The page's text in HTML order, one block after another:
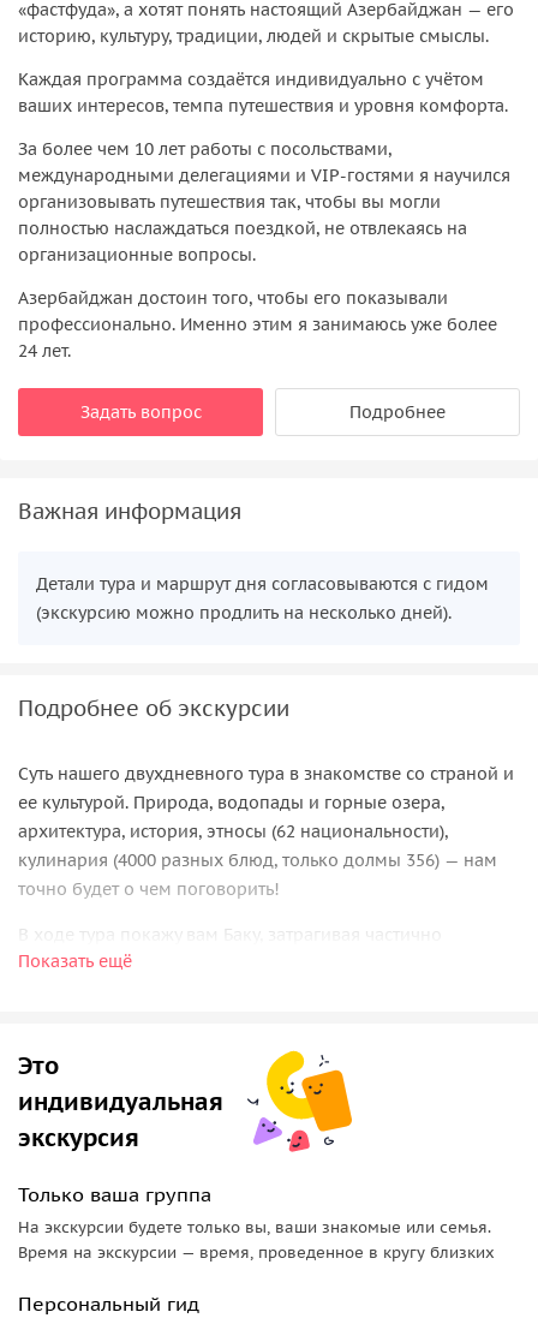
«фастфуда», а хотят понять настоящий Азербайджан — его
историю, культуру, традиции, людей и скрытые смыслы.
Каждая программа создаётся индивидуально с учётом
ваших интересов, темпа путешествия и уровня комфорта.
За более чем 10 лет работы с посольствами,
международными делегациями и VIP-гостями я научился
организовывать путешествия так, чтобы вы могли
полностью наслаждаться поездкой, не отвлекаясь на
организационные вопросы.
Азербайджан достоин того, чтобы его показывали
профессионально. Именно этим я занимаюсь уже более
24 лет.
Задать вопрос Подробнее
Важная информация
Детали тура и маршрут дня согласовываются с гидом
(экскурсию можно продлить на несколько дней).
Подробнее об экскурсии
Суть нашего двухдневного тура в знакомстве со страной и
ее культурой. Природа, водопады и горные озера,
архитектура, история, этносы (62 национальности),
кулинария (4000 разных блюд, только долмы 356) — нам
точно будет о чем поговорить!
В ходе тура покажу вам Баку, затрагивая частично
спальный, промышленный и мой любимый
Обязательно посетим целебные горячие источники и
заедем в гости к долгожителям, посетим единственный в
побываем в гостях у одного из самых древнейших
народов нашей страны, где вас угостят домашней
выпечкой, национальными блюдами и ароматным
Показать ещё
Это
индивидуальная
экскурсия
Только ваша группа
На экскурсии будете только вы, ваши знакомые или семья.
Время на экскурсии — время, проведенное в кругу близких
Персональный гид